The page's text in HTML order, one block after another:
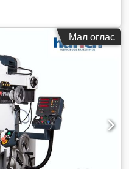
Мал оглас